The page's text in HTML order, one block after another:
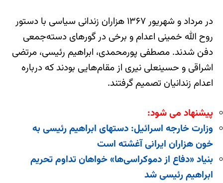
در مرداد و شهریور ۱۳۶۷ هزاران زندانی سیاسی با دستور
روح الله خمینی اعدام و برخی در گورهای دسته‌جمعی
دفن شدند. مصطفی پورمحمدی، ابراهیم رئیسی، مرتضی
اشراقی و حسینعلی نیری از مقام‌هایی بودند که درباره
اعدام زندانیان تصمیم گرفتند.
پیشنهاد می شود:
وزارت خارجه اسرائیل: دستهای ابراهیم رئیسی به
خون هزاران ایرانی آغشته است
بنیاد «دفاع از دموکراسی‌ها» خواهان تداوم تحریم
ابراهیم رئیسی شد